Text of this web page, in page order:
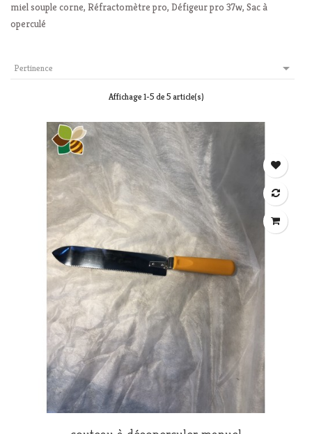
miel souple corne, Réfractomètre pro, Défigeur pro 37w, Sac à
operculé
Pertinence 
Affichage 1-5 de 5 article(s)